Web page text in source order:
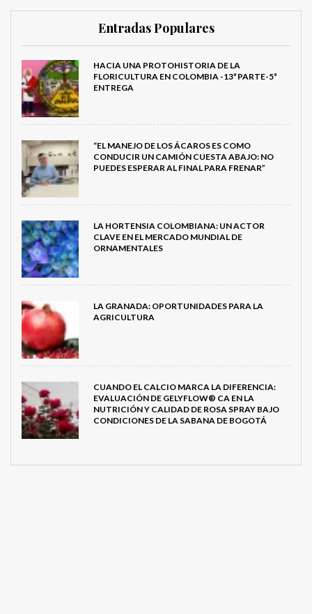
Entradas Populares
HACIA UNA PROTOHISTORIA DE LA
FLORICULTURA EN COLOMBIA -13ª PARTE-5ª
ENTREGA
“EL MANEJO DE LOS ÁCAROS ES COMO
CONDUCIR UN CAMIÓN CUESTA ABAJO: NO
PUEDES ESPERAR AL FINAL PARA FRENAR”
LA HORTENSIA COLOMBIANA: UN ACTOR
CLAVE EN EL MERCADO MUNDIAL DE
ORNAMENTALES
LA GRANADA: OPORTUNIDADES PARA LA
AGRICULTURA
CUANDO EL CALCIO MARCA LA DIFERENCIA:
EVALUACIÓN DE GELYFLOW® CA EN LA
NUTRICIÓN Y CALIDAD DE ROSA SPRAY BAJO
CONDICIONES DE LA SABANA DE BOGOTÁ